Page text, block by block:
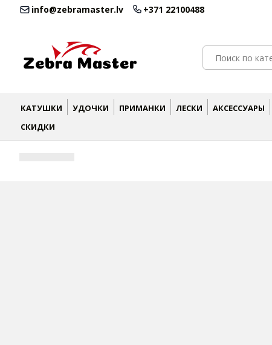
info@zebramaster.lv +371 22100488
КАТУШКИ УДОЧКИ ПРИМАНКИ ЛЕСКИ АКСЕССУАРЫ
СКИДКИ